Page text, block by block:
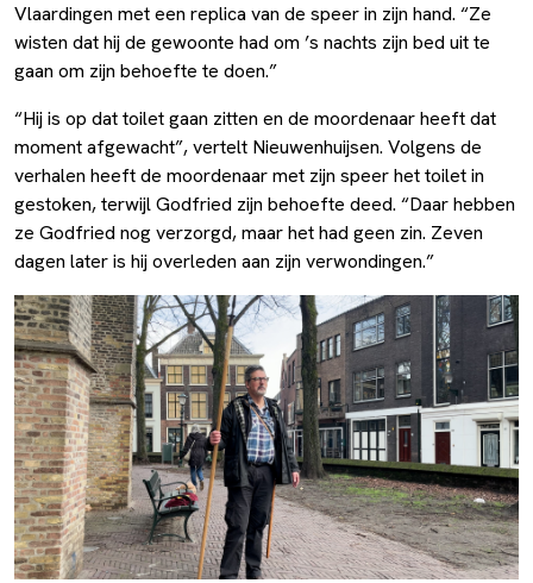
Vlaardingen met een replica van de speer in zijn hand. “Ze
wisten dat hij de gewoonte had om ’s nachts zijn bed uit te
gaan om zijn behoefte te doen.”
“Hij is op dat toilet gaan zitten en de moordenaar heeft dat
moment afgewacht”, vertelt Nieuwenhuijsen. Volgens de
verhalen heeft de moordenaar met zijn speer het toilet in
gestoken, terwijl Godfried zijn behoefte deed. “Daar hebben
ze Godfried nog verzorgd, maar het had geen zin. Zeven
dagen later is hij overleden aan zijn verwondingen.”